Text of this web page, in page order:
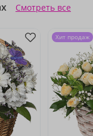
Смотреть все
Хит продаж